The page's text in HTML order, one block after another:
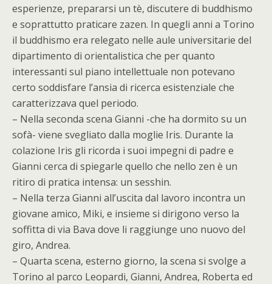
esperienze, prepararsi un tè, discutere di buddhismo
e soprattutto praticare zazen. In quegli anni a Torino
il buddhismo era relegato nelle aule universitarie del
dipartimento di orientalistica che per quanto
interessanti sul piano intellettuale non potevano
certo soddisfare l’ansia di ricerca esistenziale che
caratterizzava quel periodo.
– Nella seconda scena Gianni -che ha dormito su un
sofà- viene svegliato dalla moglie Iris. Durante la
colazione Iris gli ricorda i suoi impegni di padre e
Gianni cerca di spiegarle quello che nello zen è un
ritiro di pratica intensa: un sesshin.
– Nella terza Gianni all’uscita dal lavoro incontra un
giovane amico, Miki, e insieme si dirigono verso la
soffitta di via Bava dove li raggiunge uno nuovo del
giro, Andrea.
– Quarta scena, esterno giorno, la scena si svolge a
Torino al parco Leopardi, Gianni, Andrea, Roberta ed